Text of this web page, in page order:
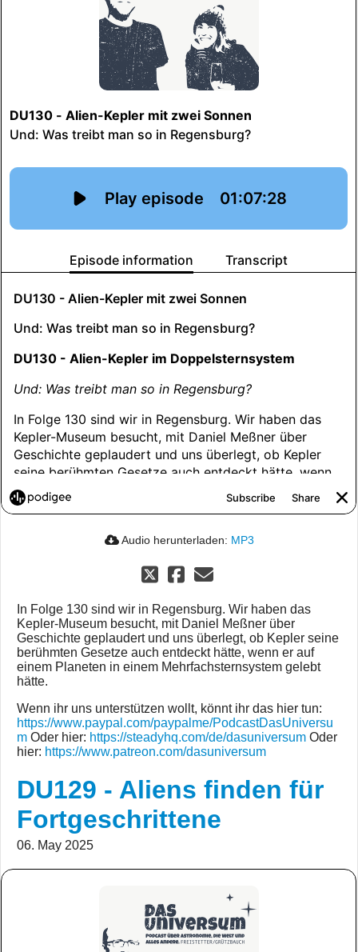
Audio herunterladen: MP3
In Folge 130 sind wir in Regensburg. Wir haben das
Kepler-Museum besucht, mit Daniel Meßner über
Geschichte geplaudert und uns überlegt, ob Kepler seine
berühmten Gesetze auch entdeckt hätte, wenn er auf
einem Planeten in einem Mehrfachsternsystem gelebt
hätte.
Wenn ihr uns unterstützen wollt, könnt ihr das hier tun:
https://www.paypal.com/paypalme/PodcastDasUniversu
m Oder hier: https://steadyhq.com/de/dasuniversum Oder
hier: https://www.patreon.com/dasuniversum
DU129 - Aliens finden für
Fortgeschrittene
06. May 2025